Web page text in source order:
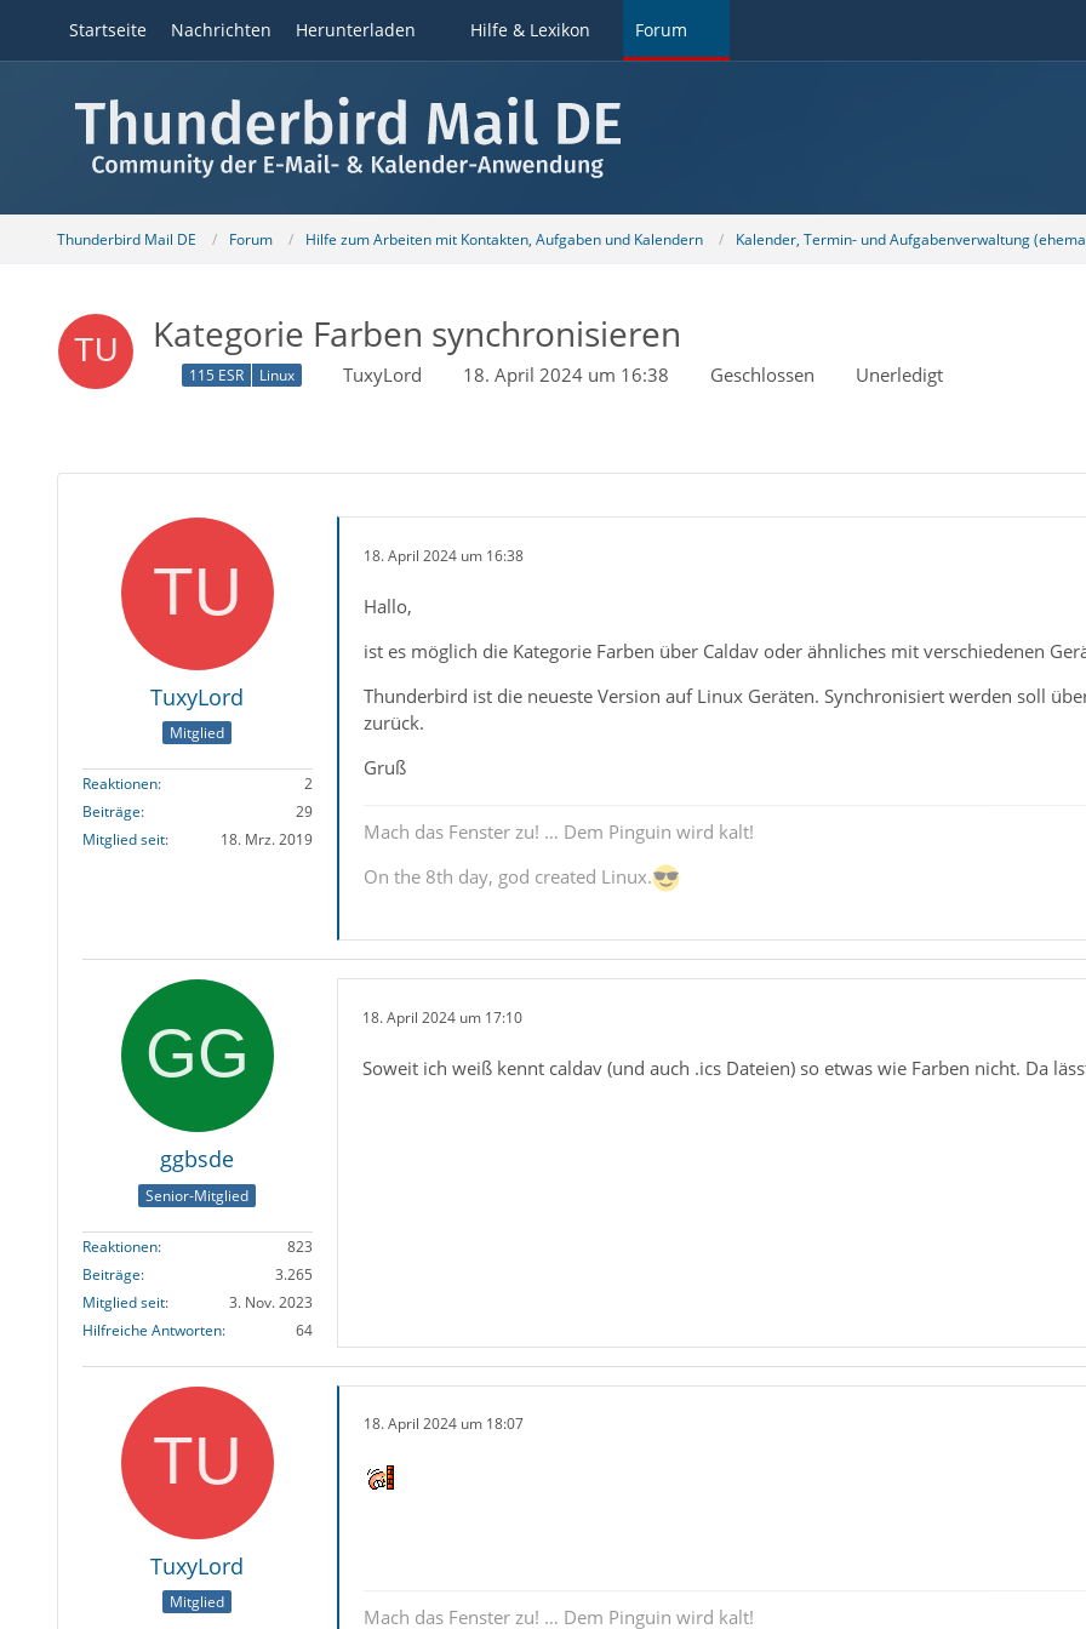
Startseite Nachrichten Herunterladen Hilfe & Lexikon Forum
Thunderbird Mail DE Forum Hilfe zum Arbeiten mit Kontakten, Aufgaben und Kalendern Kalender, Termin- und Aufgabenverwaltung
Kategorie Farben synchronisieren
115 ESR Linux TuxyLord 18. April 2024 um 16:38 Geschlossen Unerledigt
TuxyLord
Mitglied
Reaktionen
2
Beiträge
29
Mitglied seit
18. Mrz. 2019
18. April 2024 um 16:38
Hallo,
ist es möglich die Kategorie Farben über Caldav oder ähnliches mit verschiedenen
Thunderbird ist die neueste Version auf Linux Geräten. Synchronisiert werden soll
zurück.
Gruß
Mach das Fenster zu! … Dem Pinguin wird kalt!
On the 8th day, god created Linux.
ggbsde
Senior-Mitglied
Reaktionen
823
Beiträge
3.265
Mitglied seit
3. Nov. 2023
Hilfreiche Antworten
64
18. April 2024 um 17:10
Soweit ich weiß kennt caldav (und auch .ics Dateien) so etwas wie Farben nicht. Da
TuxyLord
Mitglied
18. April 2024 um 18:07
Mach das Fenster zu! … Dem Pinguin wird kalt!